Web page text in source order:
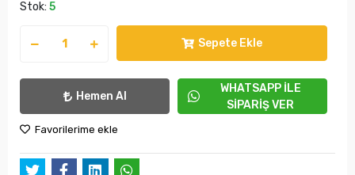
Stok: 5
Sepete Ekle
Hemen Al
WHATSAPP İLE
SİPARİŞ VER
Favorilerime ekle